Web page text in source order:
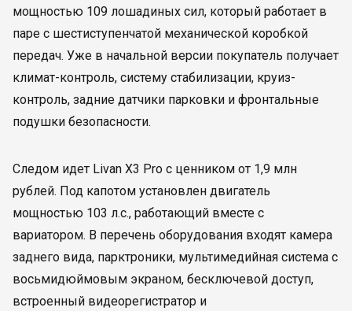
мощностью 109 лошадиных сил, который работает в
паре с шестиступенчатой механической коробкой
передач. Уже в начальной версии покупатель получает
климат-контроль, систему стабилизации, круиз-
контроль, задние датчики парковки и фронтальные
подушки безопасности.
Следом идет Livan X3 Pro с ценником от 1,9 млн
рублей. Под капотом установлен двигатель
мощностью 103 л.с., работающий вместе с
вариатором. В перечень оборудования входят камера
заднего вида, парктроники, мультимедийная система с
восьмидюймовым экраном, бесключевой доступ,
встроенный видеорегистратор и